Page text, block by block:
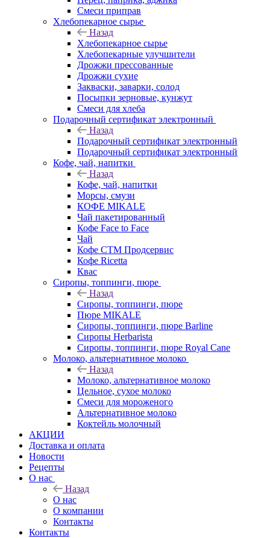
Смеси приправ
Хлебопекарное сырье
Назад
Хлебопекарное сырье
Хлебопекарные улучшители
Дрожжи прессованные
Дрожжи сухие
Закваски, заварки, солод
Посыпки зерновые, кунжут
Смеси для хлеба
Подарочный сертификат электронный
Назад
Подарочный сертификат электронный
Подарочный сертификат электронный
Кофе, чай, напитки
Назад
Кофе, чай, напитки
Морсы, смузи
КОФЕ MIKALE
Чай пакетированный
Кофе Face to Face
Чай
Кофе СТМ Продсервис
Кофе Ricetta
Квас
Сиропы, топпинги, пюре
Назад
Сиропы, топпинги, пюре
Пюре MIKALE
Сиропы, топпинги, пюре Barline
Сиропы Herbarista
Сиропы, топпинги, пюре Royal Cane
Молоко, альтернативное молоко
Назад
Молоко, альтернативное молоко
Цельное, сухое молоко
Смеси для мороженого
Альтернативное молоко
Коктейль молочный
АКЦИИ
Доставка и оплата
Новости
Рецепты
О нас
Назад
О нас
О компании
Контакты
Контакты